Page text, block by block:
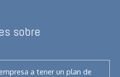
sobre
a tener un plan de